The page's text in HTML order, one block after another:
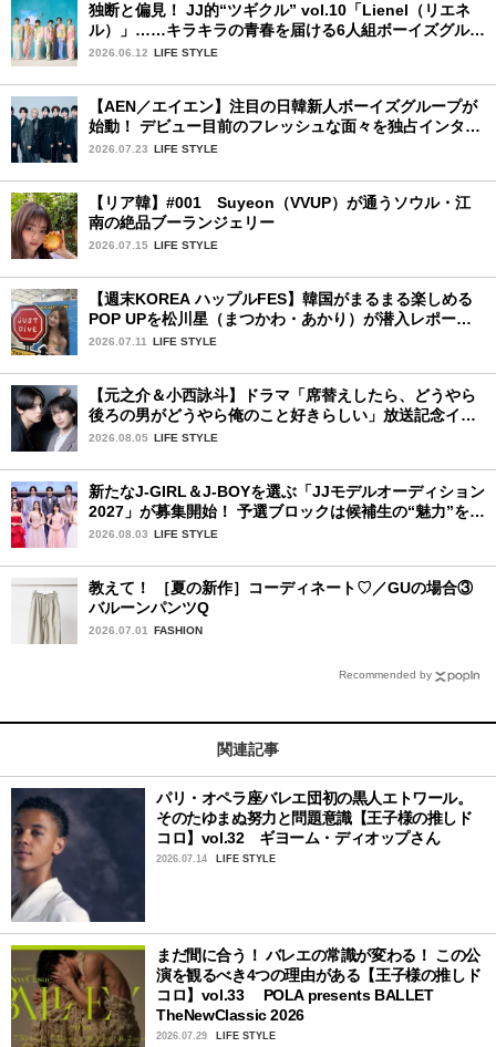
独断と偏見！ JJ的“ツギクル” vol.10「Lienel（リエネ
ル）」……キラキラの青春を届ける6人組ボーイズグルー
プ
2026.06.12 LIFE STYLE
【AEN／エイエン】注目の日韓新人ボーイズグループが
始動！ デビュー目前のフレッシュな面々を独占インタビ
ュー。7人の魅力に迫ります♪
2026.07.23 LIFE STYLE
【リア韓】#001 Suyeon（VVUP）が通うソウル・江
南の絶品ブーランジェリー
2026.07.15 LIFE STYLE
【週末KOREA ハップルFES】韓国がまるまる楽しめる
POP UPを松川星（まつかわ・あかり）が潜入レポート
♡
2026.07.11 LIFE STYLE
【元之介＆小西詠斗】ドラマ「席替えしたら、どうやら
後ろの男がどうやら俺のこと好きらしい」放送記念イン
タビュー♡ 「自然と詠斗くんが可愛く見えたんです」
2026.08.05 LIFE STYLE
新たなJ-GIRL＆J-BOYを選ぶ「JJモデルオーディション
2027」が募集開始！ 予選ブロックは候補生の“魅力”を重
視した「新システム」に変わります
2026.08.03 LIFE STYLE
教えて！ ［夏の新作］コーディネート♡／GUの場合③
バルーンパンツQ
2026.07.01 FASHION
Recommended by
関連記事
パリ・オペラ座バレエ団初の黒人エトワール。
そのたゆまぬ努力と問題意識【王子様の推しド
コロ】vol.32 ギヨーム・ディオップさん
2026.07.14 LIFE STYLE
まだ間に合う！ バレエの常識が変わる！ この公
演を観るべき4つの理由がある【王子様の推しド
コロ】vol.33 POLA presents BALLET
TheNewClassic 2026
2026.07.29 LIFE STYLE